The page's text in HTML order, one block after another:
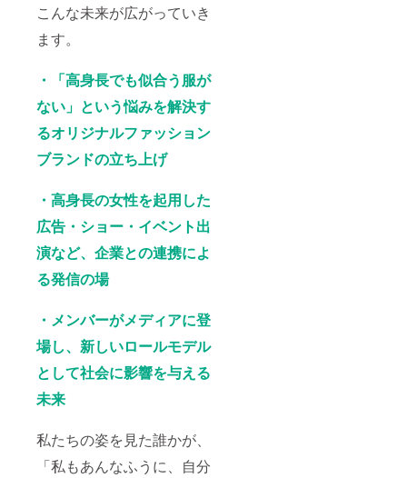
こんな未来が広がっていき
ます。
・「高身長でも似合う服が
ない」という悩みを解決す
るオリジナルファッション
ブランドの立ち上げ
・高身長の女性を起用した
広告・ショー・イベント出
演など、企業との連携によ
る発信の場
・メンバーがメディアに登
場し、新しいロールモデル
として社会に影響を与える
未来
私たちの姿を見た誰かが、
「私もあんなふうに、自分